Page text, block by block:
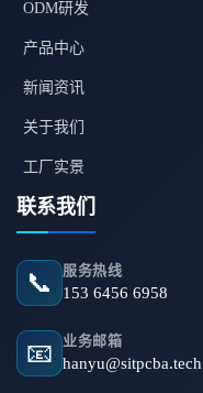
ODM研发
产品中心
新闻资讯
关于我们
工厂实景
联系我们
📞 服务热线
153 6456 6958
📧 业务邮箱
hanyu@sitpcba.tech